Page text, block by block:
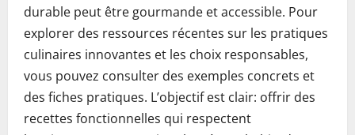
durable peut être gourmande et accessible. Pour
explorer des ressources récentes sur les pratiques
culinaires innovantes et les choix responsables,
vous pouvez consulter des exemples concrets et
des fiches pratiques. L’objectif est clair: offrir des
recettes fonctionnelles qui respectent